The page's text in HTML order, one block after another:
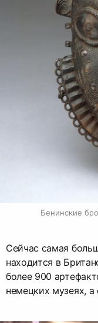
Бенинские
Сейчас самая
находится в
более 900
немецких музеях,